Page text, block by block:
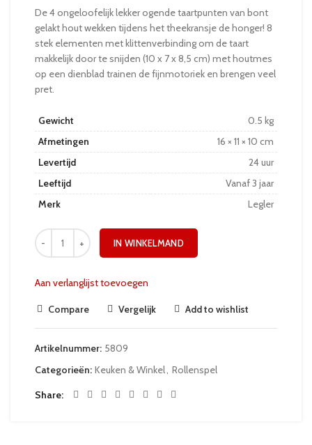
De 4 ongeloofelijk lekker ogende taartpunten van bont
gelakt hout wekken tijdens het theekransje de honger! 8
stek elementen met klittenverbinding om de taart
makkelijk door te snijden (10 x 7 x 8,5 cm) met houtmes
op een dienblad trainen de fijnmotoriek en brengen veel
pret.
Gewicht
0.5 kg
Afmetingen
16 × 11 × 10 cm
Levertijd
24 uur
Leeftijd
Vanaf 3 jaar
Merk
Legler
IN WINKELMAND
Aan verlanglijst toevoegen
Compare Vergelijk Add to wishlist
Artikelnummer: 5809
Categorieën: Keuken & Winkel Rollenspel
Share